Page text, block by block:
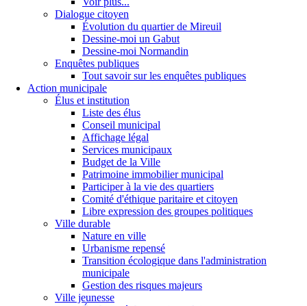
Dialogue citoyen
Évolution du quartier de Mireuil
Dessine-moi un Gabut
Dessine-moi Normandin
Enquêtes publiques
Tout savoir sur les enquêtes publiques
Action municipale
Élus et institution
Liste des élus
Conseil municipal
Affichage légal
Services municipaux
Budget de la Ville
Patrimoine immobilier municipal
Participer à la vie des quartiers
Comité d'éthique paritaire et citoyen
Libre expression des groupes politiques
Ville durable
Nature en ville
Urbanisme repensé
Transition écologique dans l'administration
municipale
Gestion des risques majeurs
Ville jeunesse